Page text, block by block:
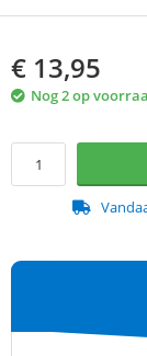
€ 13,95
Nog 2 op